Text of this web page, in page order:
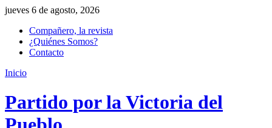
jueves 6 de agosto, 2026
Compañero, la revista
¿Quiénes Somos?
Contacto
Inicio
Partido por la Victoria del